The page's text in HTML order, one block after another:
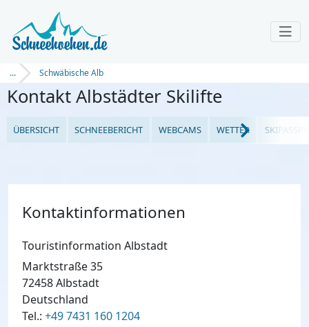
... Schwäbische Alb
Kontakt Albstädter Skilifte
ÜBERSICHT SCHNEEBERICHT WEBCAMS WETTER
Kontaktinformationen
Touristinformation Albstadt
Marktstraße 35
72458 Albstadt
Deutschland
Tel.: +49 7431 160 1204